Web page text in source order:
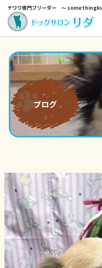
チワワ専門ブリーダー ～
ブログ